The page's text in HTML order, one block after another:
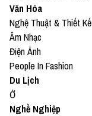
Văn Hóa
Nghệ Thuật & Thiết Kế
Âm Nhạc
Điện Ảnh
People In Fashion
Du Lịch
Ở
Nghề Nghiệp